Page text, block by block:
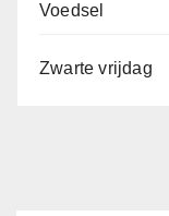
Voedsel
Zwarte vrijdag